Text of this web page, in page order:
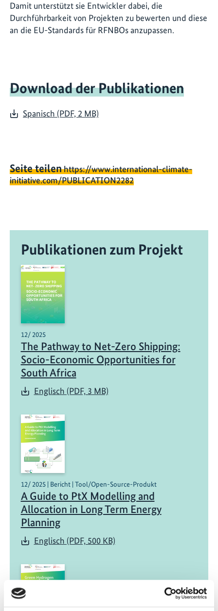
Damit unterstützt sie Entwickler dabei, die
Durchführbarkeit von Projekten zu bewerten und diese
an die EU-Standards für RFNBOs anzupassen.
Download der Publikationen
Spanisch (PDF, 2 MB)
Seite teilenhttps://www.international-climate-
initiative.com/PUBLICATION2282
Publikationen zum Projekt
12/ 2025
The Pathway to Net-Zero Shipping:
Socio-Economic Opportunities for
South Africa
Englisch (PDF, 3 MB)
12/ 2025 | Bericht | Tool/Open-Source-Produkt
A Guide to PtX Modelling and
Allocation in Long Term Energy
Planning
Englisch (PDF, 500 KB)